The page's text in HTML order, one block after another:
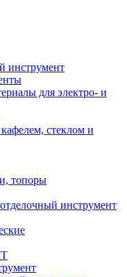
инструмент
для электро- и
стеклом и
топоры
инструмент